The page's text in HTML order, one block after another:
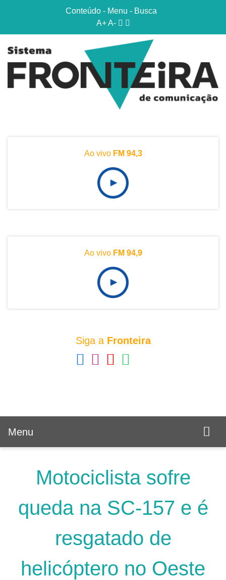
Conteúdo - Menu - Busca
A+ A-
Ao vivo FM 94,3
Ao vivo FM 94,9
Siga a Fronteira
Menu
Motociclista sofre
queda na SC-157 e é
resgatado de
helicóptero no Oeste